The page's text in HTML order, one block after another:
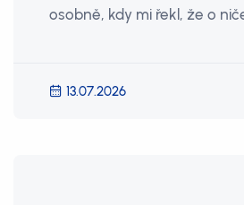
osobně, kdy mi řekl, že o
13.07.2026